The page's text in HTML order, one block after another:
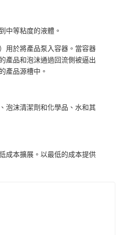
中等粘度的液體。
用於將產品泵入容器。當容器
產品和泡沫通過回流側被逼出
產品源槽中。
泡沫清潔劑和化學品、水和其
成本擴展。以最低的成本提供